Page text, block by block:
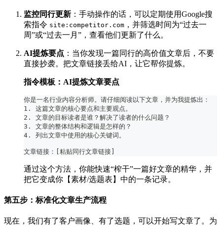
监控同行更新 ：手动操作的话，可以定期使用Google搜
索指令 site:competitor.com ，并筛选时间为“过去一
周”或“过去一月”，查看他们更新了什么。
AI提炼要点 ：当你发现一篇同行的高价值文章后，不要
直接抄袭。把文章链接丢给AI，让它帮你提炼。
指令模板：AI提炼文章要点
你是一名行业内容分析师。请仔细阅读以下文章，并为我提炼出：
1. 这篇文章的核心要点和主要观点。
2. 文章的目标读者是谁？解决了读者的什么问题？
3. 文章的整体结构和逻辑是怎样的？
4. 列出文章中使用的核心关键词。
文章链接：[粘贴同行文章链接]
通过这个方法，你能快速“榨干”一篇好文章的精华，并
把它变成你【素材/选题表】中的一条记录。
第五步：标准化文章生产流程
现在，我们有了客户画像、有了选题，可以开始写文章了。为